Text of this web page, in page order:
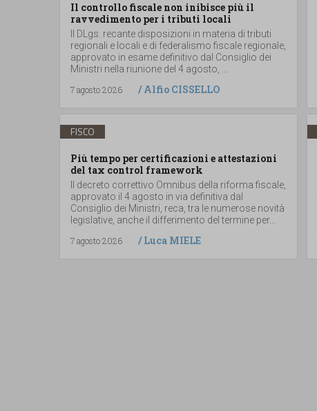
Il controllo fiscale non inibisce più il
ravvedimento per i tributi locali
Il DLgs. recante disposizioni in materia di tributi
regionali e locali e di federalismo fiscale regionale,
approvato in esame definitivo dal Consiglio dei
Ministri nella riunione del 4 agosto, ...
7 agosto 2026
/Alfio CISSELLO
FISCO
Più tempo per certificazioni e attestazioni
del tax control framework
Il decreto correttivo Omnibus della riforma fiscale,
approvato il 4 agosto in via definitiva dal
Consiglio dei Ministri, reca, tra le numerose novità
legislative, anche il differimento del termine per...
7 agosto 2026
/Luca MIELE